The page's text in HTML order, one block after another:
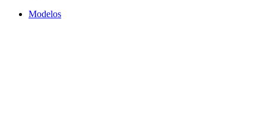
Modelos